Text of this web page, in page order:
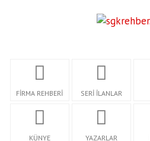
FİRMA REHBERİ SERİ İLANLAR
KÜNYE YAZARLAR